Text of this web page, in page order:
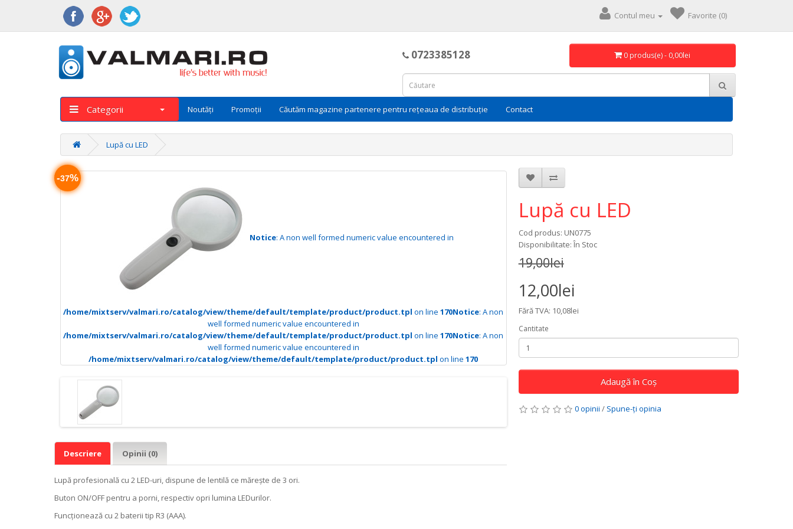
Contul meu Favorite (0)
0723385128 0 produs(e) - 0,00lei
Categorii Noutăți Promoții Căutăm magazine partenere pentru rețeaua de distribuție Contact
Lupă cu LED
Notice: A non well formed numeric value encountered in
/home/mixtserv/valmari.ro/catalog/view/theme/default/template/product/product.tpl on line170Notice: A non
well formed numeric value encountered in
/home/mixtserv/valmari.ro/catalog/view/theme/default/template/product/product.tpl on line170Notice: A non
well formed numeric value encountered in
/home/mixtserv/valmari.ro/catalog/view/theme/default/template/product/product.tpl on line170
-37%
Descriere Opinii (0)
Lupă profesională cu 2 LED-uri, dispune de lentilă ce mărește de 3 ori.
Buton ON/OFF pentru a porni, respectiv opri lumina LEDurilor.
Funcționează cu 2 baterii tip R3 (AAA).
Lupă cu LED
Cod produs: UN0775
Disponibilitate: În Stoc
19,00lei
12,00lei
Fără TVA: 10,08lei
Cantitate
Adaugă în Coş
0 opinii / Spune-ţi opinia